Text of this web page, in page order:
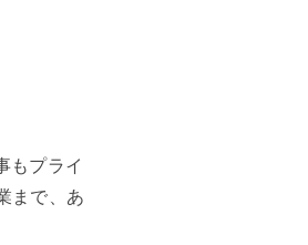
もプライ
まで、あ